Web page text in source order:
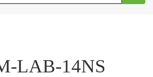
LAB-14NS